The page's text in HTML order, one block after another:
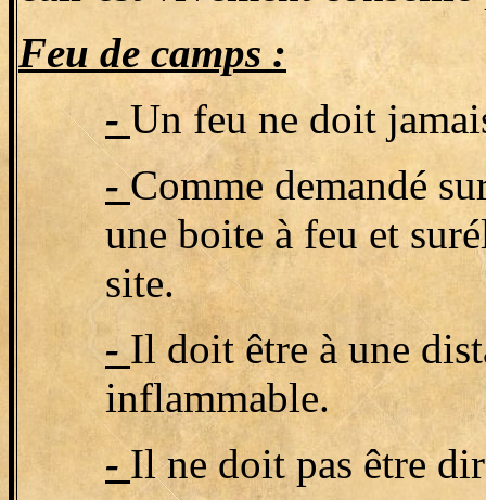
Feu de camps :
- Un feu ne doit
-Comme demandé
une boite à feu et
site.
-Il doit être à une
inflammable.
-Il ne doit pas être